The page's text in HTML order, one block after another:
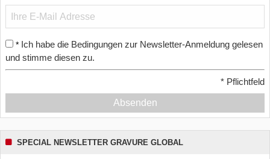
* Ich habe die Bedingungen zur Newsletter-Anmeldung gelesen
und stimme diesen zu.
* Pflichtfeld
Absenden
SPECIAL NEWSLETTER GRAVURE GLOBAL